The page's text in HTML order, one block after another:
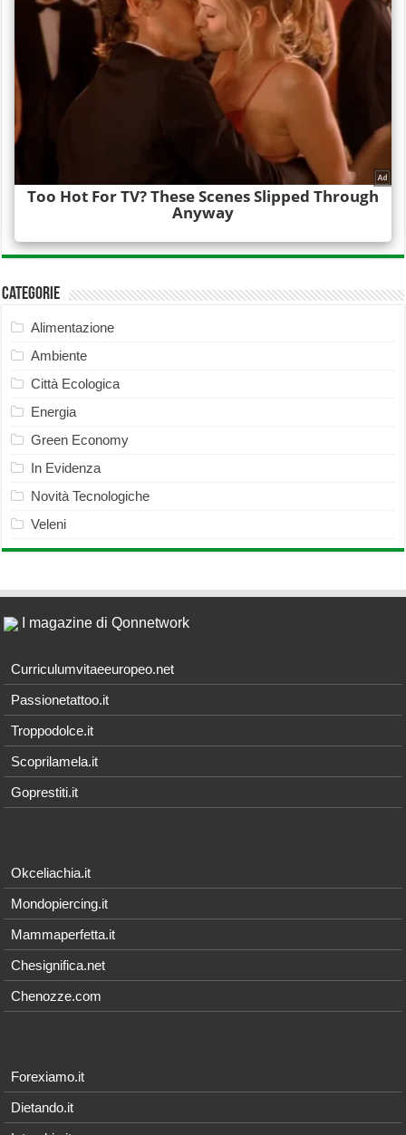
Categorie
Alimentazione
Ambiente
Città Ecologica
Energia
Green Economy
In Evidenza
Novità Tecnologiche
Veleni
I magazine di Qonnetwork
Curriculumvitaeeuropeo.net
Passionetattoo.it
Troppodolce.it
Scoprilamela.it
Goprestiti.it
Okceliachia.it
Mondopiercing.it
Mammaperfetta.it
Chesignifica.net
Chenozze.com
Forexiamo.it
Dietando.it